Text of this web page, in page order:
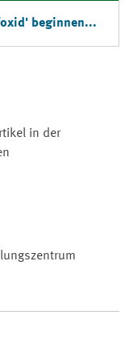
beginnen...
in der